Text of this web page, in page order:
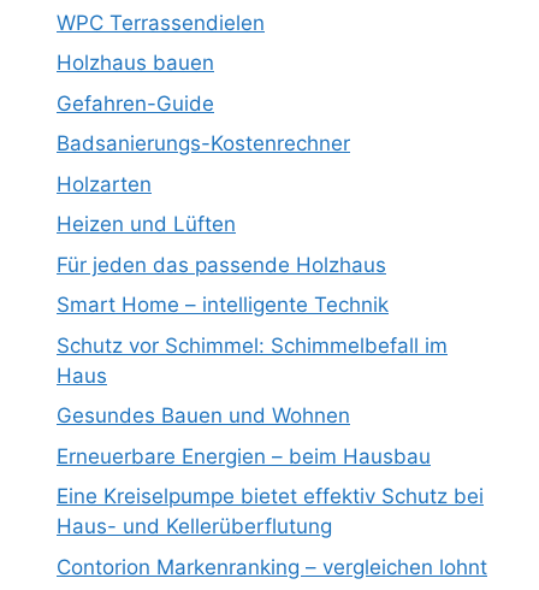
WPC Terrassendielen
Holzhaus bauen
Gefahren-Guide
Badsanierungs-Kostenrechner
Holzarten
Heizen und Lüften
Für jeden das passende Holzhaus
Smart Home – intelligente Technik
Schutz vor Schimmel: Schimmelbefall im
Haus
Gesundes Bauen und Wohnen
Erneuerbare Energien – beim Hausbau
Eine Kreiselpumpe bietet effektiv Schutz bei
Haus- und Kellerüberflutung
Contorion Markenranking – vergleichen lohnt